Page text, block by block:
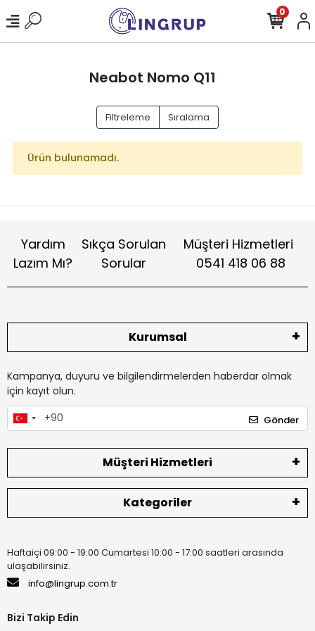
0
Neabot Nomo Q11
Filtreleme Sıralama
Ürün bulunamadı.
Yardım
Lazım Mı?
Sıkça Sorulan
Sorular
Müşteri Hizmetleri
0541 418 06 88
Kurumsal
Kampanya, duyuru ve bilgilendirmelerden haberdar olmak
için kayıt olun.
Gönder
Müşteri Hizmetleri
Kategoriler
Haftaiçi 09:00 - 19:00 Cumartesi 10:00 - 17:00 saatleri arasında
ulaşabilirsiniz.
info@lingrup.com.tr
Bizi Takip Edin